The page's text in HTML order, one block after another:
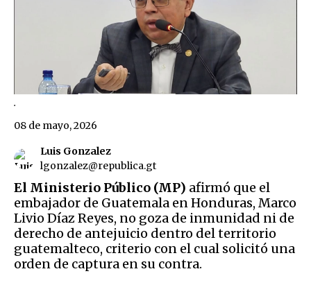
.
Luis Gonzalez
lgonzalez@republica.gt
08 de mayo, 2026
El Ministerio Público (MP) afirmó que el
embajador de Guatemala en Honduras, Marco
Livio Díaz Reyes, no goza de inmunidad ni de
derecho de antejuicio dentro del territorio
guatemalteco, criterio con el cual solicitó una
orden de captura en su contra.